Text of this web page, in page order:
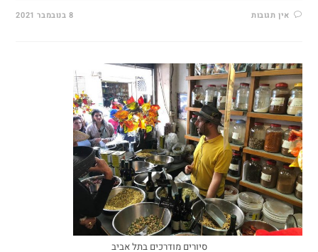
אין תגובות 8 בנובמבר 2021
סיורים מודרכים בתל אביב